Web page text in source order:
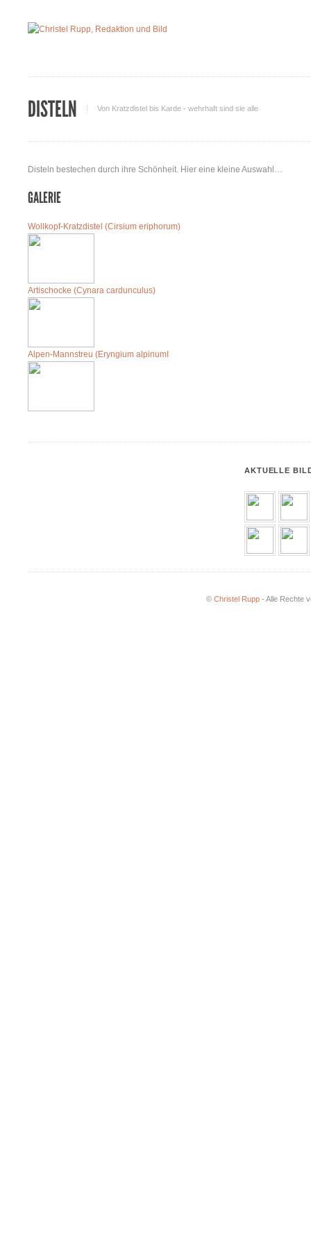
DISTELN Von Kratzdistel bis Karde - wehrhaft sind sie alle
Disteln bestechen durch ihre Schönheit. Hier eine kleine Auswahl…
GALERIE
Wollkopf-Kratzdistel (Cirsium eriphorum)
Artischocke (Cynara cardunculus)
Alpen-Mannstreu (Eryngium alpinumI
AKTUELLE
© Christel Rupp- Alle Rechte